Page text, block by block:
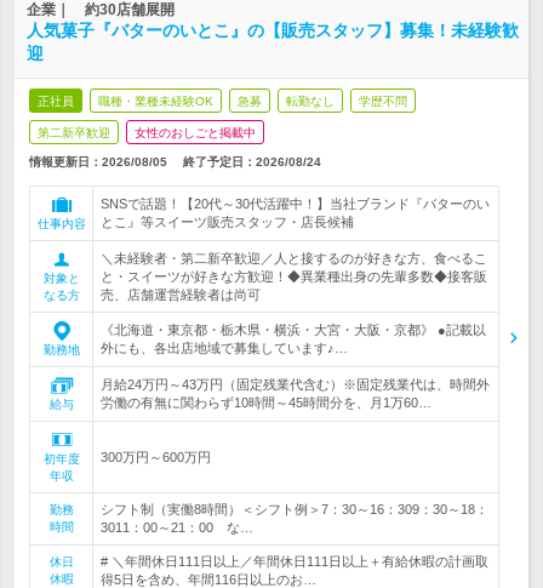
企業｜ 約30店舗展開
人気菓子『バターのいとこ』の【販売スタッフ】募集！未経験歓
迎
正社員 職種・業種未経験OK 急募 転勤なし 学歴不問
第二新卒歓迎 女性のおしごと掲載中
情報更新日：2026/08/05 終了予定日： 2026/08/24
仕事内容
SNSで話題！【20代～30代活躍中！】当社ブランド『バターのい
とこ』等スイーツ販売スタッフ・店長候補
対象と
なる方
＼未経験者・第二新卒歓迎／人と接するのが好きな方、食べるこ
と・スイーツが好きな方歓迎！◆異業種出身の先輩多数◆接客販
売、店舗運営経験者は尚可
勤務地
《北海道・東京都・栃木県・横浜・大宮・大阪・京都》 ●記載以
外にも、各出店地域で募集しています♪…
給与
月給24万円～43万円（固定残業代含む）※固定残業代は、時間外
労働の有無に関わらず10時間～45時間分を、月1万60…
初年度
年収
300万円～600万円
勤務
時間
シフト制（実働8時間）＜シフト例＞7：30～16：309：30～18：
3011：00～21：00 な…
休日
休暇
# ＼年間休日111日以上／年間休日111日以上＋有給休暇の計画取
得5日を含め、年間116日以上のお…